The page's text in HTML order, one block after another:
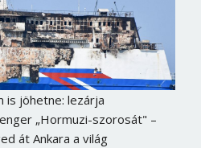
is jöhetne: lezárja
„Hormuzi-szorosát" –
át Ankara a világ